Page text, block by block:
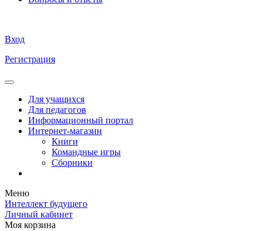
Вход
Регистрация
Для учащихся
Для педагогов
Информационный портал
Интернет-магазин
Книги
Командные игры
Сборники
Меню
Интеллект будущего
Личный кабинет
Моя корзина